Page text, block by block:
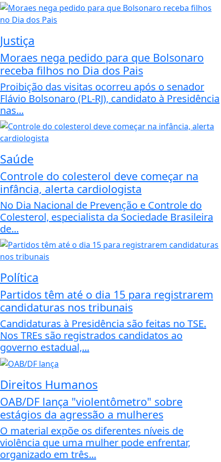
Justiça
Moraes nega pedido para que Bolsonaro
receba filhos no Dia dos Pais
Proibição das visitas ocorreu após o senador
Flávio Bolsonaro (PL-RJ), candidato à Presidência
nas...
Saúde
Controle do colesterol deve começar na
infância, alerta cardiologista
No Dia Nacional de Prevenção e Controle do
Colesterol, especialista da Sociedade Brasileira
de...
Política
Partidos têm até o dia 15 para registrarem
candidaturas nos tribunais
Candidaturas à Presidência são feitas no TSE.
Nos TREs são registrados candidatos ao
governo estadual,...
Direitos Humanos
OAB/DF lança "violentômetro" sobre
estágios da agressão a mulheres
O material expõe os diferentes níveis de
violência que uma mulher pode enfrentar,
organizado em três...